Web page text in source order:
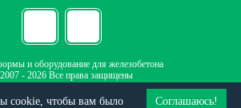
и оборудование для железобетона
- 2026 Все права защищены
Соглашаюсь!
cookie, чтобы вам было